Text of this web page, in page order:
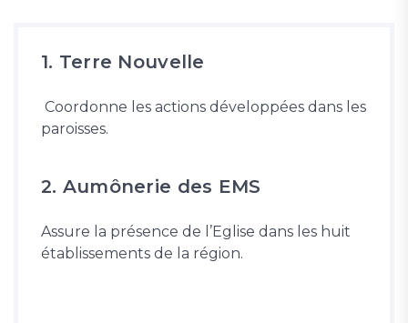
1. Terre Nouvelle
Coordonne les actions développées dans les
paroisses.
2. Aumônerie des EMS
Assure la présence de l’Eglise dans les huit
établissements de la région.